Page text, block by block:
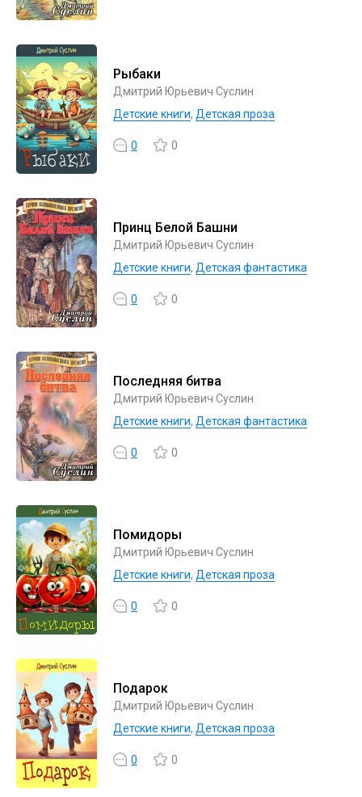
Рыбаки
Дмитрий Юрьевич Суслин
Детские книги, Детская проза
0 0
Принц Белой Башни
Дмитрий Юрьевич Суслин
Детские книги, Детская фантастика
0 0
Последняя битва
Дмитрий Юрьевич Суслин
Детские книги, Детская фантастика
0 0
Помидоры
Дмитрий Юрьевич Суслин
Детские книги, Детская проза
0 0
Подарок
Дмитрий Юрьевич Суслин
Детские книги, Детская проза
0 0